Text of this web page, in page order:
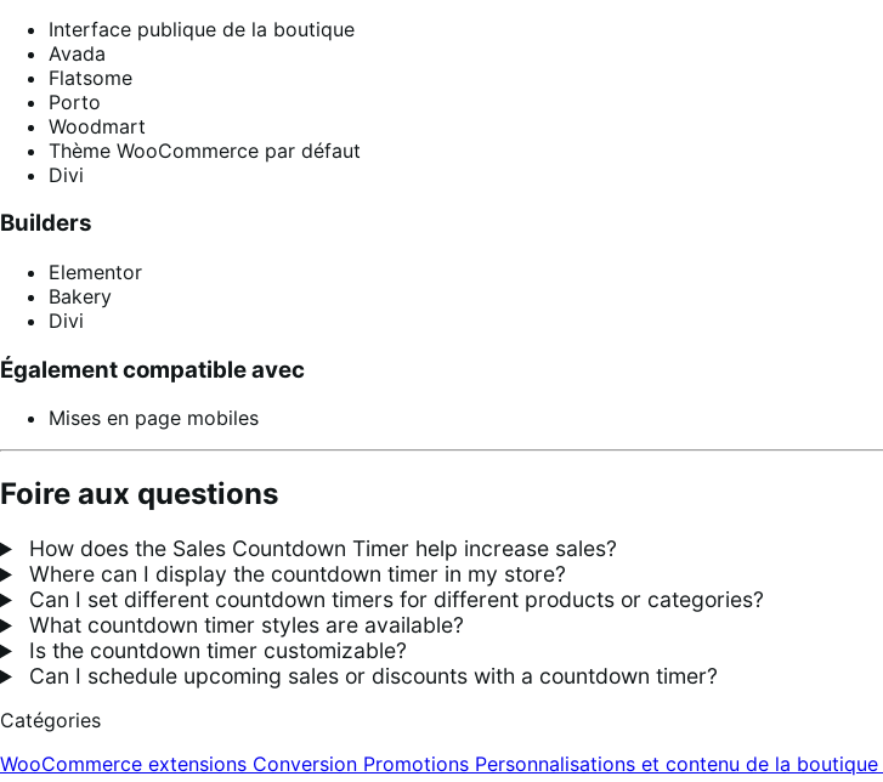
Interface publique de la boutique
Avada
Flatsome
Porto
Woodmart
Thème WooCommerce par défaut
Divi
Builders
Elementor
Bakery
Divi
Également compatible avec
Mises en page mobiles
Foire aux questions
How does the Sales Countdown Timer help increase sales?
Where can I display the countdown timer in my store?
Can I set different countdown timers for different products or categories?
What countdown timer styles are available?
Is the countdown timer customizable?
Can I schedule upcoming sales or discounts with a countdown timer?
Catégories
WooCommerce extensions Conversion Promotions Personnalisations et contenu de la boutique